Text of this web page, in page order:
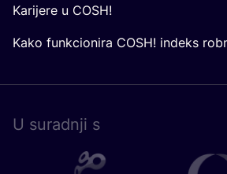
Karijere u COSH!
Kako funkcionira COSH! indeks
U surad­nji s